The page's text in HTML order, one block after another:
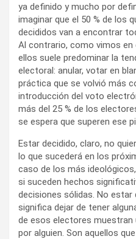
ya definido y mucho por
imaginar que el 50 % de los
decididos van a encontrar
Al contrario, como vimos en
ellos suele predominar la
electoral: anular, votar en
práctica que se volvió más
introducción del voto
más del 25 % de los
se espera que superen ese
Estar decidido, claro, no
lo que sucederá en los
caso de los más
si suceden hechos
decisiones sólidas. No estar
significa dejar de tener
de esos electores muestran
por alguien. Son aquellos